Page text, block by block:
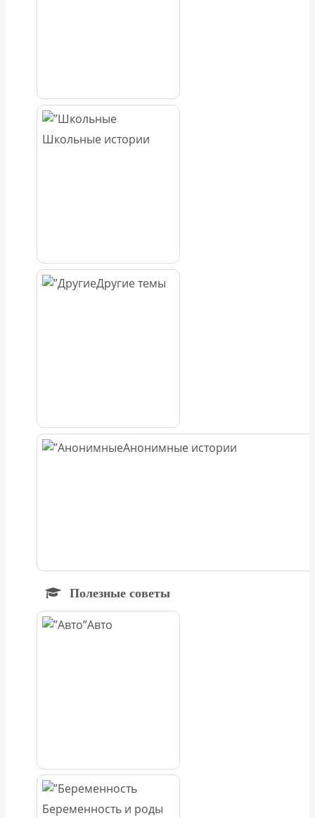
Школьные истории
Другие темы
Анонимные истории
Полезные советы
Авто
Беременность и роды